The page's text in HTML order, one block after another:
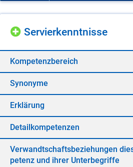
Ser­vier­kennt­nis­se
Kom­pe­tenz­be­reich
Syn­ony­me
Er­klä­rung
De­tail­kom­pe­ten­zen
Ver­wandt­schafts­be­zie­hun­gen
pe­tenz und ih­rer Un­ter­be­grif­fe